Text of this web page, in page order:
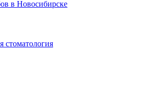
в Новосибирске
стоматология